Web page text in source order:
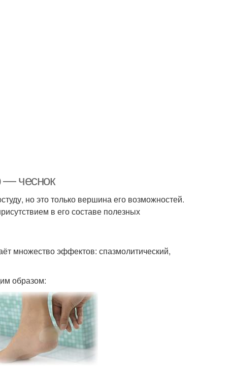
— чеснок
но это только вершина его возможностей.
в его составе полезных
множество эффектов: спазмолитический,
образом: